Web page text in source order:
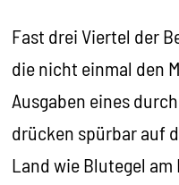
Fast drei Viertel der
die nicht einmal den
Ausgaben eines
drücken spürbar auf
Land wie Blutegel